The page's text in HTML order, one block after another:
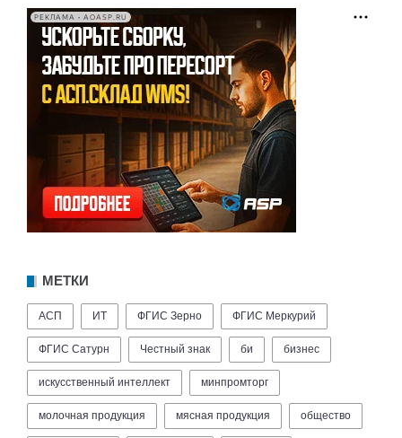
РЕКЛАМА • AOASP.RU
МЕТКИ
АСП ИТ ФГИС Зерно ФГИС Меркурий
ФГИС Сатурн Честный знак би бизнес
искусственный интеллект минпромторг
молочная продукция мясная продукция общество